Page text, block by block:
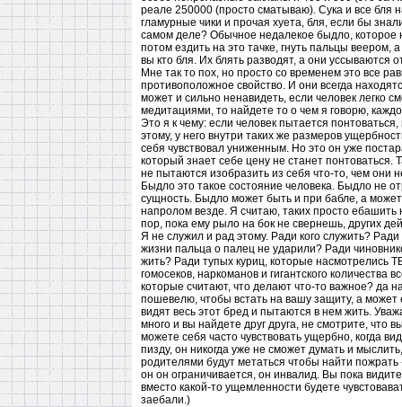
реале 250000 (просто сматываю). Сука и все бля
гламурные чики и прочая хуета, бля, если бы
самом деле? Обычное недалекое быдло, которое
потом ездить на это тачке, гнуть пальцы веером,
вы кто бля. Их блять разводят, а они уссываются
Мне так то пох, но просто со временем это все
противоположное свойство. И они всегда
может и сильно ненавидеть, если человек легко
медитациями, то найдете то о чем я говорю,
Это я к чему: если человек пытается
этому, у него внутри таких же размеров
себя чувствовал униженным. Но это он уже
который знает себе цену не станет
не пытаются изобразить из себя что-то, чем они
Быдло это такое состояние человека. Быдло не
сущность. Быдло может быть и при бабле, а
напролом везде. Я считаю, таких просто ебашить
пор, пока ему рыло на бок не свернешь, других
Я не служил и рад этому. Ради кого служить?
жизни пальца о палец не ударили? Ради
жить? Ради тупых куриц, которые насмотрелись
гомосеков, наркоманов и гигантского
которые считают, что делают что-то важное? да
пошевелю, чтобы встать на вашу защиту, а
видят весь этот бред и пытаются в нем жить.
много и вы найдете друг друга, не смотрите, что
можете себя часто чувствовать ущербно, когда
пизду, он никогда уже не сможет думать и
родителями будут метаться чтобы найти пожрать
он он ограничивается, он инвалид. Вы пока
вместо какой-то ущемленности будете
заебали.)